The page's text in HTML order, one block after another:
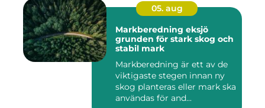
05. aug
Markberedning eksjö
grunden för stark skog och
stabil mark
Markberedning är ett av de
viktigaste stegen innan ny
skog planteras eller mark ska
användas för and...